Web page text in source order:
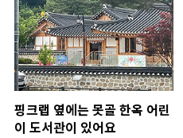
핑크랩 옆에는 못골 한옥 어린
이 도서관이 있어요